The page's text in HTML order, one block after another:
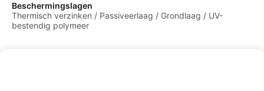
Beschermingslagen
Thermisch verzinken / Passiveerlaag / Grondlaag / UV-
bestendig polymeer